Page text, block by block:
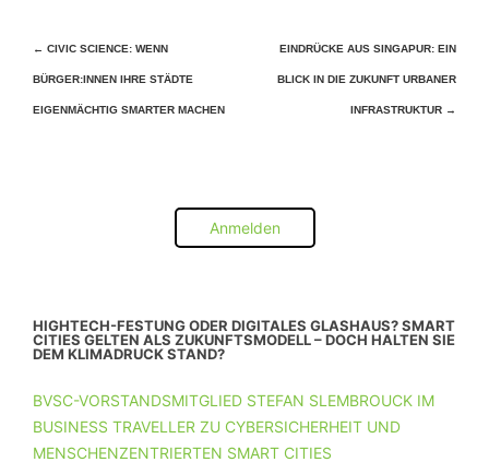
Beitragsnavigation
← CIVIC SCIENCE: WENN
BÜRGER:INNEN IHRE STÄDTE
EIGENMÄCHTIG SMARTER MACHEN
EINDRÜCKE AUS SINGAPUR: EIN
BLICK IN DIE ZUKUNFT URBANER
INFRASTRUKTUR →
Anmelden
HIGHTECH-FESTUNG ODER DIGITALES GLASHAUS? SMART
CITIES GELTEN ALS ZUKUNFTSMODELL – DOCH HALTEN SIE
DEM KLIMADRUCK STAND?
BVSC-VORSTANDSMITGLIED STEFAN SLEMBROUCK IM
BUSINESS TRAVELLER ZU CYBERSICHERHEIT UND
MENSCHENZENTRIERTEN SMART CITIES